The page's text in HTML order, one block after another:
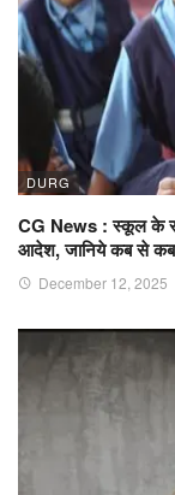
DURG
CG News : स्कूल के
आदेश, जानिये कब से
December 12, 2025